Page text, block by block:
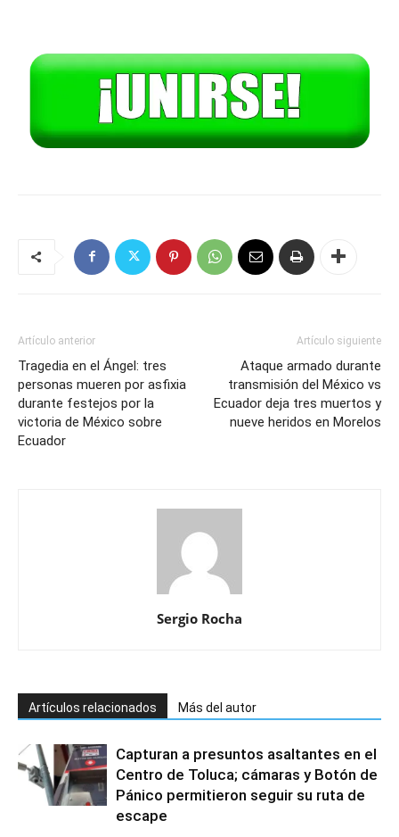
Artículo anterior
Tragedia en el Ángel: tres
personas mueren por asfixia
durante festejos por la
victoria de México sobre
Ecuador
Artículo siguiente
Ataque armado durante
transmisión del México vs
Ecuador deja tres muertos y
nueve heridos en Morelos
Sergio Rocha
Artículos relacionados Más del autor
Capturan a presuntos asaltantes en el
Centro de Toluca; cámaras y Botón de
Pánico permitieron seguir su ruta de
escape